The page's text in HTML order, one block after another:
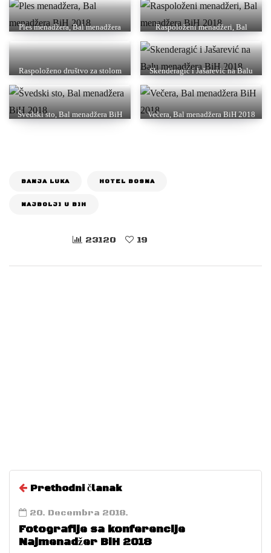
Ples menadžera, Bal menadžera
Raspoloženi menadžeri, Bal
Raspoloženo društvo za stolom
BiH 2018
Skenderagić i Jašarević na Balu
Švedski sto, Bal menadžera BiH
Večera, Bal menadžera BiH 2018
BANJA LUKA HOTEL BOSNA
NAJBOLJI U BIH
23120 19
Prethodni članak
20. Decembra 2018.
Fotografije sa konferencije
Najmenadžer BiH 2018